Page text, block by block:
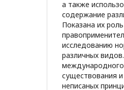
а также
содержание
Показана их
исследованию
различных
существования
неписаных